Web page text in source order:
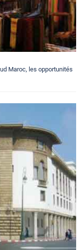
Maroc, les opportunités